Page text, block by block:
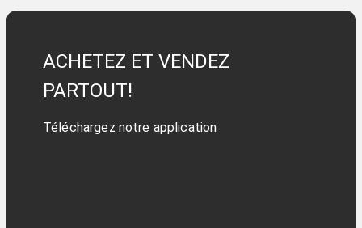
ACHETEZ ET VENDEZ
PARTOUT!
Téléchargez notre application